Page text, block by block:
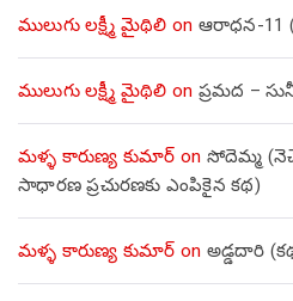
ములుగు లక్ష్మీ మైథిలి on ఆరాధన-
ములుగు లక్ష్మీ మైథిలి on ప్రమద –
మళ్ళ కారుణ్య కుమార్ on సోదెమ్మ
సాధారణ ప్రచురణకు ఎంపికైన కథ)
మళ్ళ కారుణ్య కుమార్ on అడ్డదారి